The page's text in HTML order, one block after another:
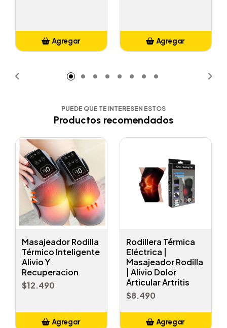
Agregar Agregar
PUEDE QUE TE INTERESEN ESTOS
Productos recomendados
Masajeador Rodilla
Térmico Inteligente
Alivio Y
Recuperacion
$12.490
Agregar
Rodillera Térmica
Eléctrica |
Masajeador Rodilla
| Alivio Dolor
Articular Artritis
$8.490
Agregar